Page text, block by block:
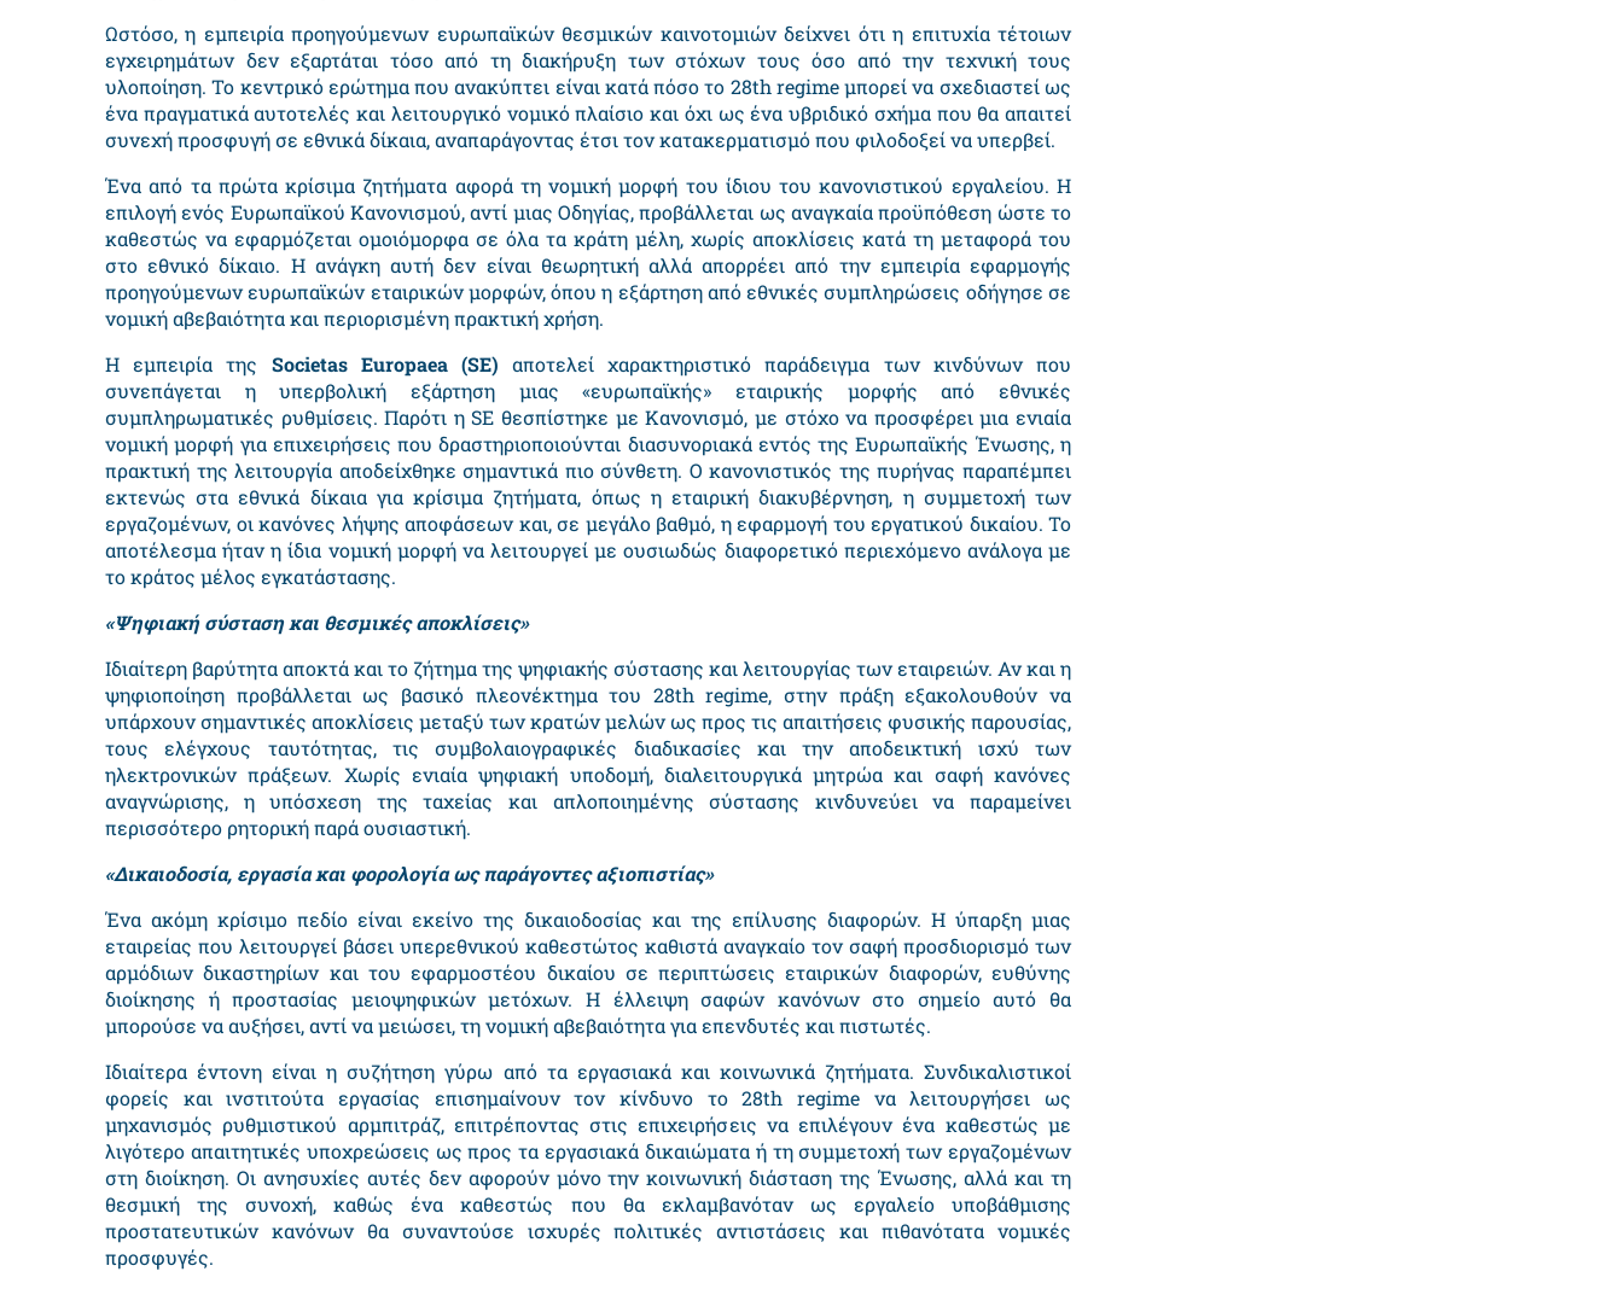
Ωστόσο, η εμπειρία προηγούμενων ευρωπαϊκών θεσμικών καινοτομιών δείχνει ότι η επιτυχία τέτοιων
εγχειρημάτων δεν εξαρτάται τόσο από τη διακήρυξη των στόχων τους όσο από την τεχνική τους
υλοποίηση. Το κεντρικό ερώτημα που ανακύπτει είναι κατά πόσο το 28th regimeμπορεί να σχεδιαστεί ως
ένα πραγματικά αυτοτελές και λειτουργικό νομικό πλαίσιο και όχι ως ένα υβριδικό σχήμα που θα απαιτεί
συνεχή προσφυγή σε εθνικά δίκαια, αναπαράγοντας έτσι τον κατακερματισμό που φιλοδοξεί να υπερβεί.
Ένα από τα πρώτα κρίσιμα ζητήματα αφορά τη νομική μορφή του ίδιου του κανονιστικού εργαλείου. Η
επιλογή ενός Ευρωπαϊκού Κανονισμού, αντί μιας Οδηγίας, προβάλλεται ως αναγκαία προϋπόθεση ώστε το
καθεστώς να εφαρμόζεται ομοιόμορφα σε όλα τα κράτη μέλη, χωρίς αποκλίσεις κατά τη μεταφορά του
στο εθνικό δίκαιο. Η ανάγκη αυτή δεν είναι θεωρητική αλλά απορρέει από την εμπειρία εφαρμογής
προηγούμενων ευρωπαϊκών εταιρικών μορφών, όπου η εξάρτηση από εθνικές συμπληρώσεις οδήγησε σε
νομική αβεβαιότητα και περιορισμένη πρακτική χρήση.
Η εμπειρία της Societas Europaea(SE) αποτελεί χαρακτηριστικό παράδειγμα των κινδύνων που
συνεπάγεται η υπερβολική εξάρτηση μιας «ευρωπαϊκής» εταιρικής μορφής από εθνικές
συμπληρωματικές ρυθμίσεις. Παρότι ηSE θεσπίστηκε με Κανονισμό, με στόχο να προσφέρει μια ενιαία
νομική μορφή για επιχειρήσεις που δραστηριοποιούνται διασυνοριακά εντός της Ευρωπαϊκής Ένωσης, η
πρακτική της λειτουργία αποδείχθηκε σημαντικά πιο σύνθετη. Ο κανονιστικός της πυρήνας παραπέμπει
εκτενώς στα εθνικά δίκαια για κρίσιμα ζητήματα, όπως η εταιρική διακυβέρνηση, η συμμετοχή των
εργαζομένων, οι κανόνες λήψης αποφάσεων και, σε μεγάλο βαθμό, η εφαρμογή του εργατικού δικαίου. Το
αποτέλεσμα ήταν η ίδια νομική μορφή να λειτουργεί με ουσιωδώς διαφορετικό περιεχόμενο ανάλογα με
το κράτος μέλος εγκατάστασης.
«Ψηφιακή σύσταση και θεσμικές αποκλίσεις»
Ιδιαίτερη βαρύτητα αποκτά και το ζήτημα της ψηφιακής σύστασης και λειτουργίας των εταιρειών. Αν και η
ψηφιοποίηση προβάλλεται ως βασικό πλεονέκτημα του 28th regime, στην πράξη εξακολουθούν να
υπάρχουν σημαντικές αποκλίσεις μεταξύ των κρατών μελών ως προς τις απαιτήσεις φυσικής παρουσίας,
τους ελέγχους ταυτότητας, τις συμβολαιογραφικές διαδικασίες και την αποδεικτική ισχύ των
ηλεκτρονικών πράξεων. Χωρίς ενιαία ψηφιακή υποδομή, διαλειτουργικά μητρώα και σαφή κανόνες
αναγνώρισης, η υπόσχεση της ταχείας και απλοποιημένης σύστασης κινδυνεύει να παραμείνει
περισσότερο ρητορική παρά ουσιαστική.
«Δικαιοδοσία, εργασία και φορολογία ως παράγοντες αξιοπιστίας»
Ένα ακόμη κρίσιμο πεδίο είναι εκείνο της δικαιοδοσίας και της επίλυσης διαφορών. Η ύπαρξη μιας
εταιρείας που λειτουργεί βάσει υπερεθνικού καθεστώτος καθιστά αναγκαίο τον σαφή προσδιορισμό των
αρμόδιων δικαστηρίων και του εφαρμοστέου δικαίου σε περιπτώσεις εταιρικών διαφορών, ευθύνης
διοίκησης ή προστασίας μειοψηφικών μετόχων. Η έλλειψη σαφών κανόνων στο σημείο αυτό θα
μπορούσε να αυξήσει, αντί να μειώσει, τη νομική αβεβαιότητα για επενδυτές και πιστωτές.
Ιδιαίτερα έντονη είναι η συζήτηση γύρω από τα εργασιακά και κοινωνικά ζητήματα. Συνδικαλιστικοί
φορείς και ινστιτούτα εργασίας επισημαίνουν τον κίνδυνο το 28th regime να λειτουργήσει ως
μηχανισμός ρυθμιστικού αρμπιτράζ, επιτρέποντας στις επιχειρήσεις να επιλέγουν ένα καθεστώς με
λιγότερο απαιτητικές υποχρεώσεις ως προς τα εργασιακά δικαιώματα ή τη συμμετοχή των εργαζομένων
στη διοίκηση. Οι ανησυχίες αυτές δεν αφορούν μόνο την κοινωνική διάσταση της Ένωσης, αλλά και τη
θεσμική της συνοχή, καθώς ένα καθεστώς που θα εκλαμβανόταν ως εργαλείο υποβάθμισης
προστατευτικών κανόνων θα συναντούσε ισχυρές πολιτικές αντιστάσεις και πιθανότατα νομικές
προσφυγές.